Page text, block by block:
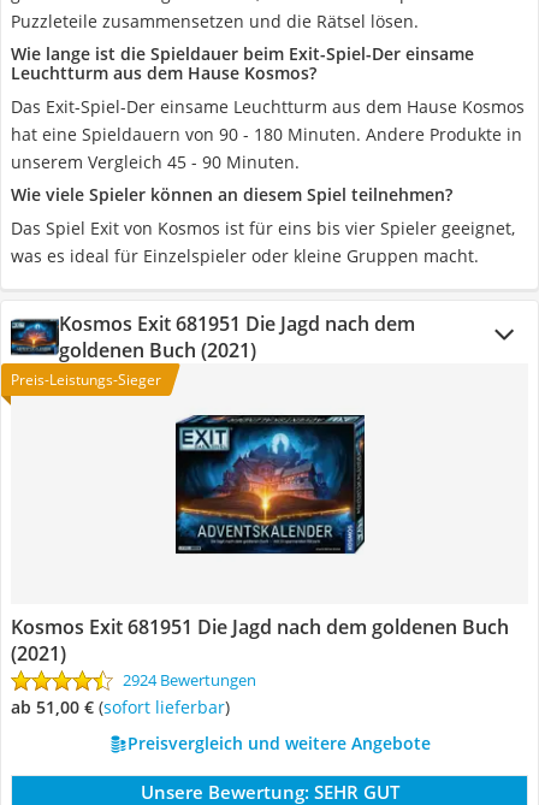
Puzzleteile zusammensetzen und die Rätsel lösen.
Wie lange ist die Spieldauer beim Exit-Spiel-Der einsame
Leuchtturm aus dem Hause Kosmos?
Das Exit-Spiel-Der einsame Leuchtturm aus dem Hause Kosmos
hat eine Spieldauern von 90 - 180 Minuten. Andere Produkte in
unserem Vergleich 45 - 90 Minuten.
Wie viele Spieler können an diesem Spiel teilnehmen?
Das Spiel Exit von Kosmos ist für eins bis vier Spieler geeignet,
was es ideal für Einzelspieler oder kleine Gruppen macht.
Kosmos Exit 681951 Die Jagd nach dem
goldenen Buch (2021)
Preis-Leistungs-Sieger
Kosmos Exit 681951 Die Jagd nach dem goldenen Buch
(2021)
2924 Bewertungen
ab 51,00 € ( Sofort lieferbar)
Preisvergleich und weitere Angebote
Unsere Bewertung: SEHR GUT